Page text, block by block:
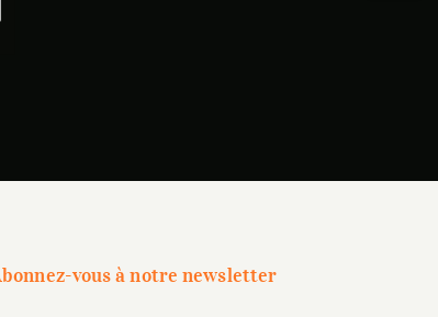
vous à notre newsletter